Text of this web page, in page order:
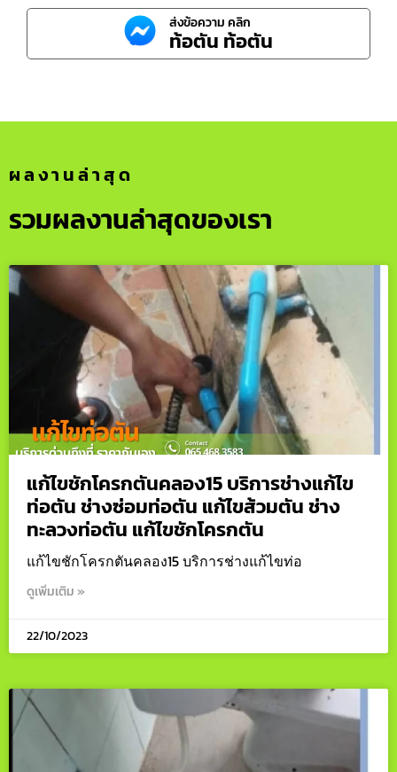
ส่งข้อความ คลิก
ท้อตัน ท้อตัน
ผลงานล่าสุด
รวมผลงานล่าสุดของเรา
แก้ไขชักโครกตันคลอง15 บริการช่างแก้ไข
ท่อตัน ช่างซ่อมท่อตัน แก้ไขส้วมตัน ช่าง
ทะลวงท่อตัน แก้ไขชักโครกตัน
แก้ไขชักโครกตันคลอง15 บริการช่างแก้ไขท่อ
ดูเพิ่มเติม »
22/10/2023